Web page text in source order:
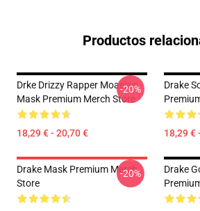
Productos
Drke Drizzy Rapper Moasiac
Mask Premium Merch Store
18,29 € - 20,70 €
-20%
Drake
18,29 €
Drake Mask Premium Merch
Store
-20%
Drake